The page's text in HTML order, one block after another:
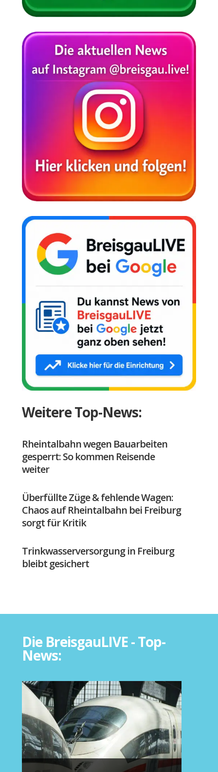
Weitere Top-News:
Rheintalbahn wegen Bauarbeiten
gesperrt: So kommen Reisende
weiter
Überfüllte Züge & fehlende Wagen:
Chaos auf Rheintalbahn bei Freiburg
sorgt für Kritik
Trinkwasserversorgung in Freiburg
bleibt gesichert
Die BreisgauLIVE - Top-
News: